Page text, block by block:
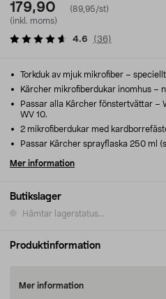
179,90
(89,95/st)
(inkl. moms)
4.6 (36)
Butikslager
Hämtar lagerstatus...
Torkduk av mjuk mikrofiber –
Kärcher mikrofiberdukar inomhus –
Passar alla Kärcher fönstertvättar –
WV 10.
2 mikrofiberdukar med
Passar Kärcher sprayflaska 250 ml
Mer information
Produktinformation
Mer information